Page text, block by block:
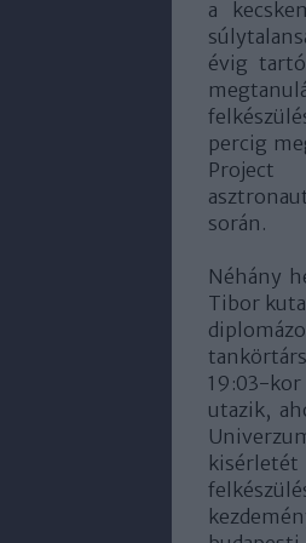
a
évig
percig
során.
Néhány
Tibor
19:03-kor
utazik,
kisérletét